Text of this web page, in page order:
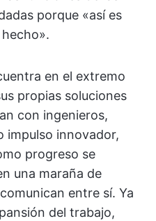
porque «así es
en el extremo
propias soluciones
con ingenieros,
impulso innovador,
progreso se
una maraña de
entre sí. Ya
del trabajo,